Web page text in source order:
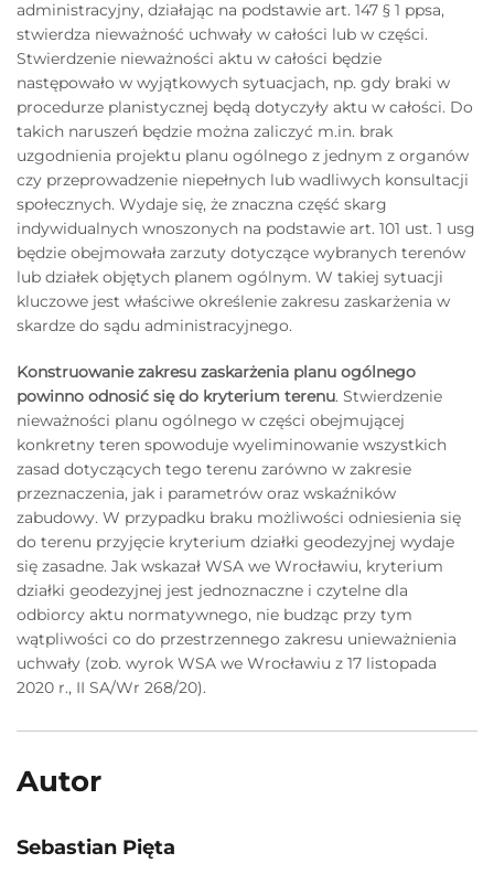
administracyjny, działając na podstawie art. 147 § 1 ppsa,
stwierdza nieważność uchwały w całości lub w części.
Stwierdzenie nieważności aktu w całości będzie
następowało w wyjątkowych sytuacjach, np. gdy braki w
procedurze planistycznej będą dotyczyły aktu w całości. Do
takich naruszeń będzie można zaliczyć m.in. brak
uzgodnienia projektu planu ogólnego z jednym z organów
czy przeprowadzenie niepełnych lub wadliwych konsultacji
społecznych. Wydaje się, że znaczna część skarg
indywidualnych wnoszonych na podstawie art. 101 ust. 1 usg
będzie obejmowała zarzuty dotyczące wybranych terenów
lub działek objętych planem ogólnym. W takiej sytuacji
kluczowe jest właściwe określenie zakresu zaskarżenia w
skardze do sądu administracyjnego.
Konstruowanie zakresu zaskarżenia planu ogólnego
powinno odnosić się do kryterium terenu. Stwierdzenie
nieważności planu ogólnego w części obejmującej
konkretny teren spowoduje wyeliminowanie wszystkich
zasad dotyczących tego terenu zarówno w zakresie
przeznaczenia, jak i parametrów oraz wskaźników
zabudowy. W przypadku braku możliwości odniesienia się
do terenu przyjęcie kryterium działki geodezyjnej wydaje
się zasadne. Jak wskazał WSA we Wrocławiu, kryterium
działki geodezyjnej jest jednoznaczne i czytelne dla
odbiorcy aktu normatywnego, nie budząc przy tym
wątpliwości co do przestrzennego zakresu unieważnienia
uchwały (zob. wyrok WSA we Wrocławiu z 17 listopada
2020 r., II SA/Wr 268/20).
Autor
Sebastian Pięta